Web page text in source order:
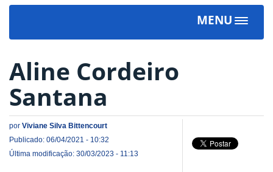
MENU
Toggle
Aline Cordeiro
Santana
por Viviane Silva Bittencourt
Publicado: 06/04/2021 - 10:32
Última modificação: 30/03/2023 - 11:13